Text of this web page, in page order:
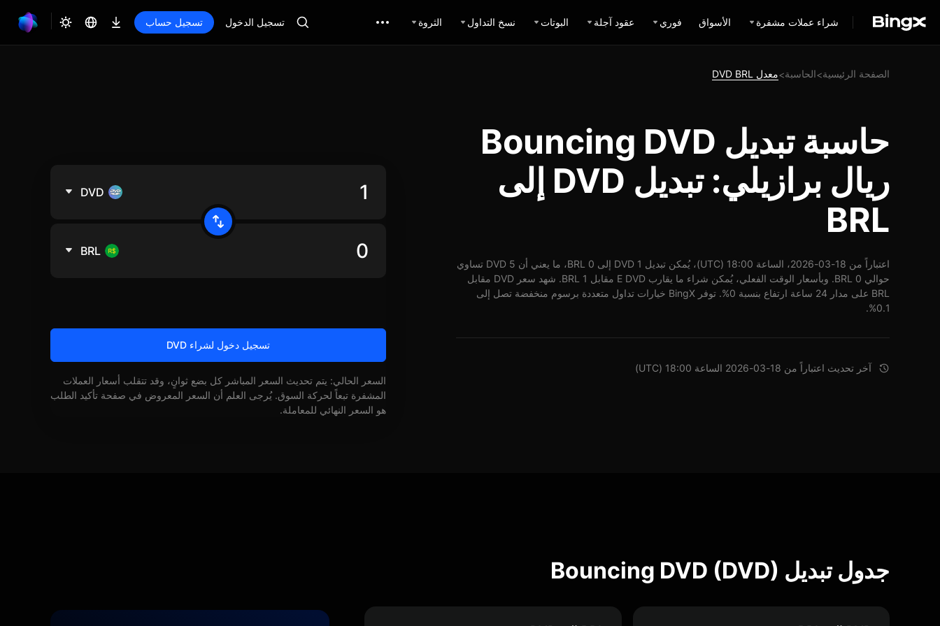
شراء عملات مشفرة الأسواق فوري عقود آجلة البوتات نسخ التداول الثروة تسجيل الدخول تسجيل حساب
الصفحة الرئيسية>الحاسبة>معدل DVD BRL
حاسبة تبديل Bouncing DVD
ريال برازيلي: تبديل DVD إلى
BRL
اعتباراً من 18-03-2026، الساعة 18:00 (UTC)، يُمكن تبديل 1 DVD إلى 0 BRL، ما يعني أن 5 DVD تساوي
حوالي 0 BRL. وبأسعار الوقت الفعلي، يُمكن شراء ما يقارب E DVD مقابل 1 BRL. شهد سعر DVD مقابل
BRL على مدار 24 ساعة ارتفاع بنسبة 0%. توفر BingX خيارات تداول متعددة برسوم منخفضة تصل إلى
0.1%.
آخر تحديث اعتباراً من 18-03-2026 الساعة 18:00 (UTC)
DVD
BRL
تسجيل دخول لشراء DVD
السعر الحالي: يتم تحديث السعر المباشر كل بضع ثوانٍ، وقد تتقلب أسعار العملات
المشفرة تبعاً لحركة السوق. يُرجى العلم أن السعر المعروض في صفحة تأكيد الطلب
هو السعر النهائي للمعاملة.
جدول تبديل Bouncing DVD (DVD)